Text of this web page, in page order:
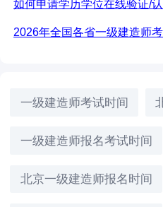
如何申请学历学位在线验证/
2026年全国各省一级建造师
一级建造师考试时间
一级建造师报名考试时间
北京一级建造师报名时间